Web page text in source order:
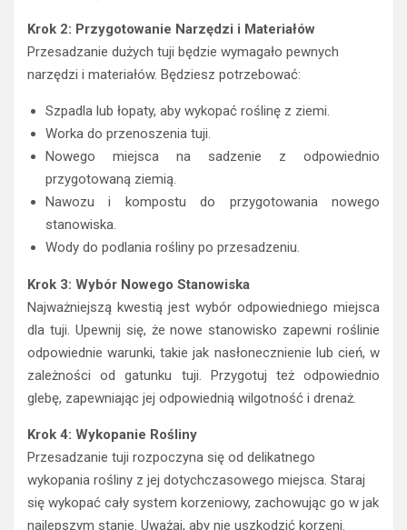
Krok 2: Przygotowanie Narzędzi i Materiałów
Przesadzanie dużych tuji będzie wymagało pewnych
narzędzi i materiałów. Będziesz potrzebować:
Szpadla lub łopaty, aby wykopać roślinę z ziemi.
Worka do przenoszenia tuji.
Nowego miejsca na sadzenie z odpowiednio
przygotowaną ziemią.
Nawozu i kompostu do przygotowania nowego
stanowiska.
Wody do podlania rośliny po przesadzeniu.
Krok 3: Wybór Nowego Stanowiska
Najważniejszą kwestią jest wybór odpowiedniego miejsca
dla tuji. Upewnij się, że nowe stanowisko zapewni roślinie
odpowiednie warunki, takie jak nasłonecznienie lub cień, w
zależności od gatunku tuji. Przygotuj też odpowiednio
glebę, zapewniając jej odpowiednią wilgotność i drenaż.
Krok 4: Wykopanie Rośliny
Przesadzanie tuji rozpoczyna się od delikatnego
wykopania rośliny z jej dotychczasowego miejsca. Staraj
się wykopać cały system korzeniowy, zachowując go w jak
najlepszym stanie. Uważaj, aby nie uszkodzić korzeni.